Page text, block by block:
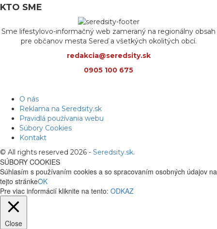
KTO SME
Sme lifestylovo-informačný web zameraný na regionálny obsah
pre občanov mesta Sereď a všetkých okolitých obcí.
redakcia@seredsity.sk
0905 100 675
O nás
Reklama na Seredsity.sk
Pravidlá používania webu
Súbory Cookies
Kontakt
© All rights reserved 2026 - Seredsity.sk.
SÚBORY COOKIES
Súhlasím s používaním cookies a so spracovaním osobných údajov na
tejto stránkeOK
Pre viac informácií kliknite na tento: ODKAZ
Close